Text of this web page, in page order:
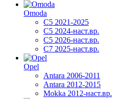
Omoda
C5 2021-2025
C5 2024-наст.вр.
C5 2026-наст.вр.
C7 2025-наст.вр.
Opel
Antara 2006-2011
Antara 2012-2015
Mokka 2012-наст.вр.